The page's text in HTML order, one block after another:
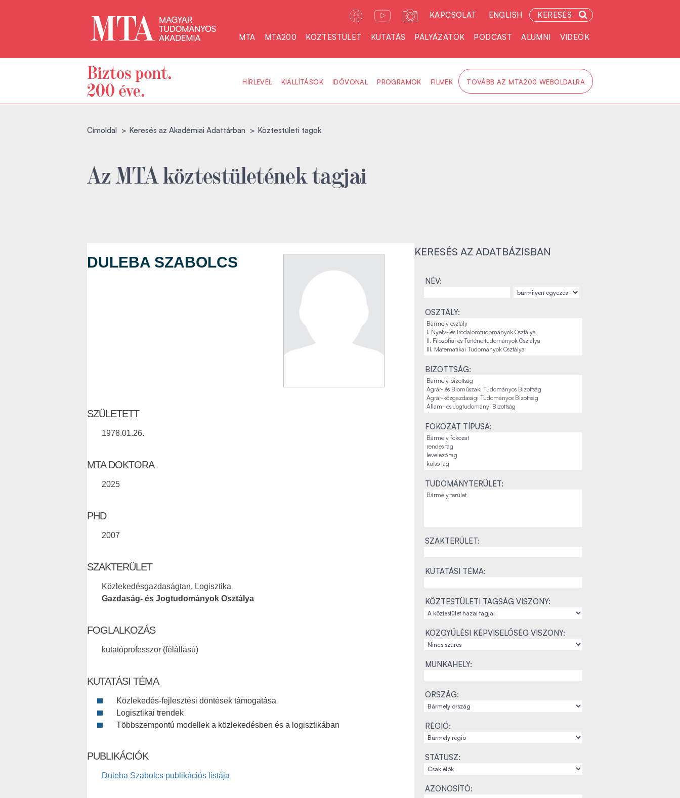
KAPCSOLAT ENGLISH KERESÉS
MTA MTA200 KÖZTESTÜLET KUTATÁS PÁLYÁZATOK PODCAST ALUMNI VIDEÓK
HÍRLEVÉL KIÁLLÍTÁSOK IDŐVONAL PROGRAMOK FILMEK TOVÁBB AZ MTA200 WEBOLDALRA
Címoldal Keresés az Akadémiai Adattárban Köztestületi tagok
Az MTA köztestületének tagjai
DULEBA SZABOLCS
SZÜLETETT
1978.01.26.
MTA DOKTORA
2025
PHD
2007
SZAKTERÜLET
Közlekedésgazdaságtan, Logisztika
Gazdaság- és Jogtudományok Osztálya
FOGLALKOZÁS
kutatóprofesszor (félállású)
KUTATÁSI TÉMA
Közlekedés-fejlesztési döntések támogatása
Logisztikai trendek
Többszempontú modellek a közlekedésben és a logisztikában
PUBLIKÁCIÓK
Duleba Szabolcs publikációs listája
KERESÉS AZ ADATBÁZISBAN
NÉV:
OSZTÁLY:
BIZOTTSÁG:
FOKOZAT TÍPUSA:
TUDOMÁNYTERÜLET:
SZAKTERÜLET:
KUTATÁSI TÉMA:
KÖZTESTÜLETI TAGSÁG VISZONY:
KÖZGYŰLÉSI KÉPVISELŐSÉG VISZONY:
MUNKAHELY:
ORSZÁG:
RÉGIÓ:
STÁTUSZ:
AZONOSÍTÓ: